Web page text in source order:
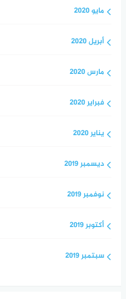
مايو 2020
أبريل 2020
مارس 2020
فبراير 2020
يناير 2020
ديسمبر 2019
نوفمبر 2019
أكتوبر 2019
سبتمبر 2019